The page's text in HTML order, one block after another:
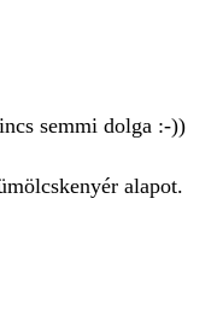
semmi dolga :-))
alapot.